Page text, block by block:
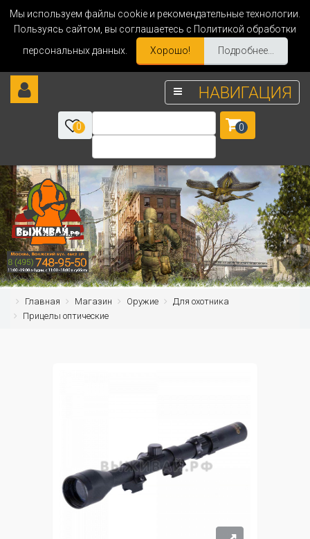
Мы используем файлы cookie и рекомендательные технологии.
Пользуясь сайтом, вы соглашаетесь с Политикой обработки
персональных данных.
Хорошо! Подробнее...
НАВИГАЦИЯ
0 0
Главная Магазин Оружие
Для охотника
Прицелы оптические